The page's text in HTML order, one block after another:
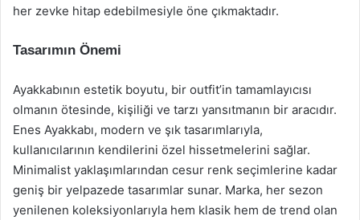
her zevke hitap edebilmesiyle öne çıkmaktadır.
Tasarımın Önemi
Ayakkabının estetik boyutu, bir outfit’in tamamlayıcısı
olmanın ötesinde, kişiliği ve tarzı yansıtmanın bir aracıdır.
Enes Ayakkabı, modern ve şık tasarımlarıyla,
kullanıcılarının kendilerini özel hissetmelerini sağlar.
Minimalist yaklaşımlarından cesur renk seçimlerine kadar
geniş bir yelpazede tasarımlar sunar. Marka, her sezon
yenilenen koleksiyonlarıyla hem klasik hem de trend olan